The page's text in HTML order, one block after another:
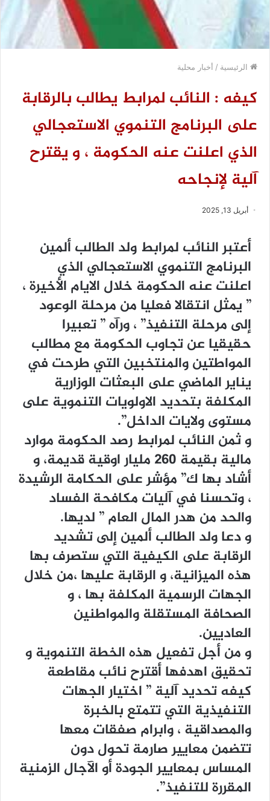
الرئيسية / أخبار محلية
كيفه : النائب لمرابط يطالب بالرقابة
على البرنامج التنموي الاستعجالي
الذي اعلنت عنه الحكومة ، و يقترح
آلية لإنجاحه
أبريل 13, 2025
أعتبر النائب لمرابط ولد الطالب ألمين
البرنامج التنموي الاستعجالي الذي
اعلنت عنه الحكومة خلال الايام الأخيرة ،
” يمثل انتقالا فعليا من مرحلة الوعود
إلى مرحلة التنفيذ” ، ورآه ” تعبيرا
حقيقيا عن تجاوب الحكومة مع مطالب
المواطتين والمنتخبين التي طرحت في
يناير الماضي على البعثات الوزارية
المكلفة بتحديد الاولويات التنموية على
مستوى ولايات الداخل”.
و ثمن النائب لمرابط رصد الحكومة موارد
مالية بقيمة 260 مليار اوقية قديمة، و
أشاد بها ك” مؤشر على الحكامة الرشيدة
، وتحسنا في آليات مكافحة الفساد
والحد من هدر المال العام ” لديها.
و دعا ولد الطالب ألمين إلى تشديد
الرقابة على الكيفية التي ستصرف بها
هذه الميزانية، و الرقابة عليها ،من خلال
الجهات الرسمية المكلفة بها ، و
الصحافة المستقلة والمواطنين
العاديين.
و من أجل تفعيل هذه الخطة التنموية و
تحقيق اهدفها أقترح نائب مقاطعة
كيفه تحديد آلية ” اختيار الجهات
التنفيذية التي تتمتع بالخبرة
والمصداقية ، وابرام صفقات معها
تتضمن معايير صارمة تحول دون
المساس بمعايير الجودة أو الآجال الزمنية
المقررة للتنفيذ”.